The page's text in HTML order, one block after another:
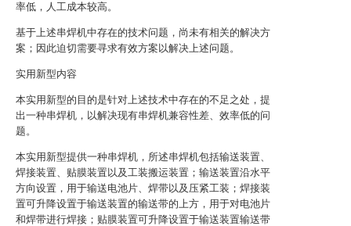
率低，人工成本较高。
基于上述串焊机中存在的技术问题，尚未有相关的解决方
案；因此迫切需要寻求有效方案以解决上述问题。
实用新型内容
本实用新型的目的是针对上述技术中存在的不足之处，提
出一种串焊机，以解决现有串焊机兼容性差、效率低的问
题。
本实用新型提供一种串焊机，所述串焊机包括输送装置、
焊接装置、贴膜装置以及工装搬运装置；输送装置沿水平
方向设置，用于输送电池片、焊带以及压紧工装；焊接装
置可升降设置于输送装置的输送带的上方，用于对电池片
和焊带进行焊接；贴膜装置可升降设置于输送装置输送带